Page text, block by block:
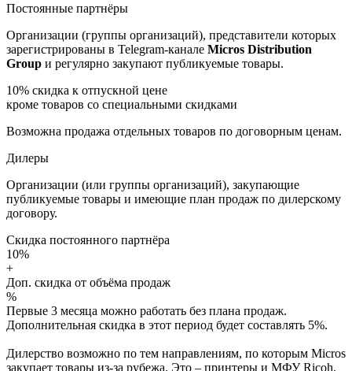
Постоянные партнёры
Организации (группы организаций), представители которых
зарегистрированы в Telegram-канале Micros Distribution
Group и регулярно закупают публикуемые товары.
10% скидка к отпускной цене
кроме товаров со специальными скидками
Возможна продажа отдельных товаров по договорным ценам.
Дилеры
Организации (или группы организаций), закупающие
публикуемые товары и имеющие план продаж по дилерскому
договору.
Скидка постоянного партнёра
10%
+
Доп. скидка от объёма продаж
%
Первые 3 месяца можно работать без плана продаж.
Дополнительная скидка в этот период будет составлять 5%.
Дилерство возможно по тем направлениям, по которым Micros
закупает товары из-за рубежа. Это – принтеры и МФУ Ricoh,